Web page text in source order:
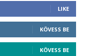
LIKE
KÖVESS BE
KÖVESS BE